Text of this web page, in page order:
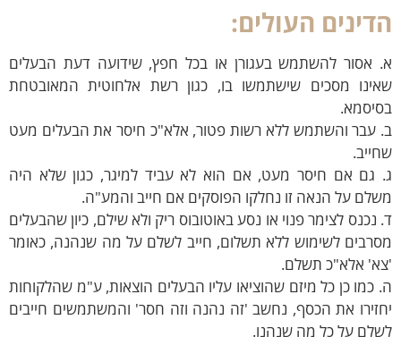
העולים:
אסור להשתמש בעגורן או בכל חפץ, שידועה דעת הבעלים
מסכים שישתמשו בו, כגון רשת אלחוטית המאובטחת
עבר והשתמש ללא רשות פטור, אלא"כ חיסר את הבעלים מעט
גם אם חיסר מעט, אם הוא לא עביד למיגר, כגון שלא היה
על הנאה זו נחלקו הפוסקים אם חייב והמע"ה.
נכנס לצימר פנוי או נסע באוטובוס ריק ולא שילם, כיון שהבעלים
לשימוש ללא תשלום, חייב לשלם על מה שנהנה, כאומר
אלא"כ תשלם.
כמו כן כל מיזם שהוציאו עליו הבעלים הוצאות, ע"מ שהלקוחות
את הכסף, נחשב 'זה נהנה וזה חסר' והמשתמשים חייבים
על כל מה שנהנו.